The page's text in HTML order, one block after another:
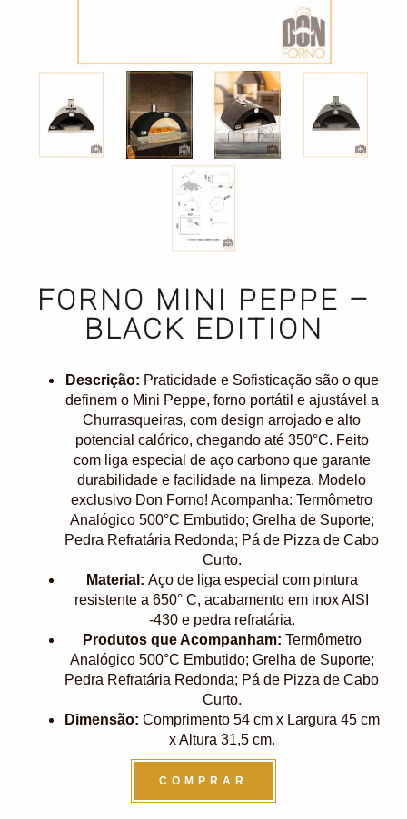
FORNO MINI PEPPE –
BLACK EDITION
Descrição: Praticidade e Sofisticação são o que
definem o Mini Peppe, forno portátil e ajustável a
Churrasqueiras, com design arrojado e alto
potencial calórico, chegando até 350°C. Feito
com liga especial de aço carbono que garante
durabilidade e facilidade na limpeza. Modelo
exclusivo Don Forno! Acompanha: Termômetro
Analógico 500°C Embutido; Grelha de Suporte;
Pedra Refratária Redonda; Pá de Pizza de Cabo
Curto.
Material: Aço de liga especial com pintura
resistente a 650° C, acabamento em inox AISI
-430 e pedra refratária.
Produtos que Acompanham: Termômetro
Analógico 500°C Embutido; Grelha de Suporte;
Pedra Refratária Redonda; Pá de Pizza de Cabo
Curto.
Dimensão: Comprimento 54 cm x Largura 45 cm
x Altura 31,5 cm.
COMPRAR